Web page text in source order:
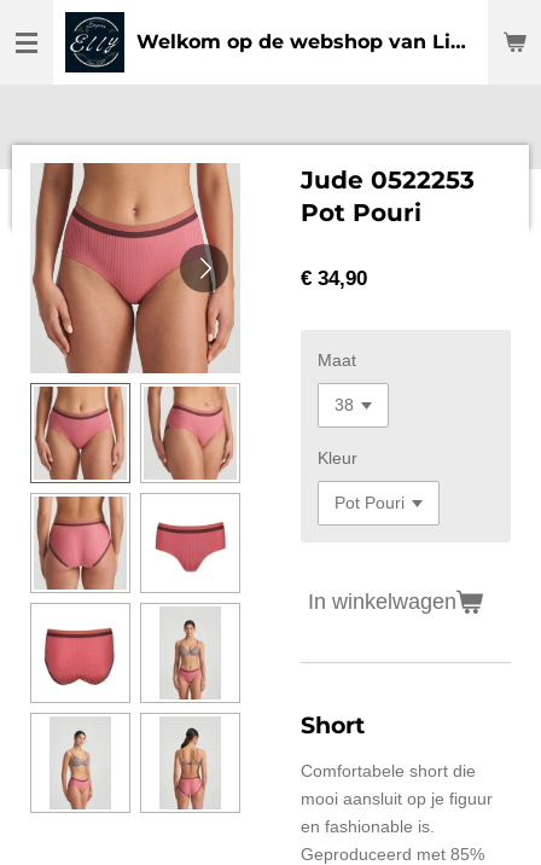
direct
Welkom op de webshop van Lingerie Elly
Jude 0522253
Pot Pouri
€ 34,90
Maat
Kleur
In winkelwagen
Short
Comfortabele short die
mooi aansluit op je figuur
en fashionable is.
Geproduceerd met 85%